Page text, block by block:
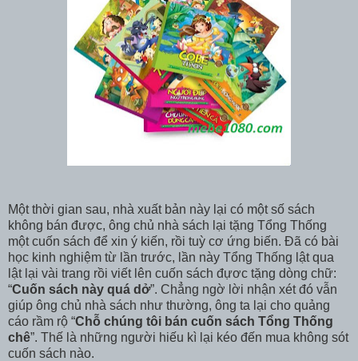
Một thời gian sau, nhà xuất bản này lại có một số sách
không bán được, ông chủ nhà sách lại tặng Tổng Thống
một cuốn sách để xin ý kiến, rồi tuỳ cơ ứng biến. Đã có bài
học kinh nghiệm từ lần trước, lần này Tổng Thống lật qua
lật lại vài trang rồi viết lên cuốn sách đựơc tặng dòng chữ:
“Cuốn sách này quá dở”. Chẳng ngờ lời nhận xét đó vẫn
giúp ông chủ nhà sách như thường, ông ta lại cho quảng
cáo rầm rộ “Chỗ chúng tôi bán cuốn sách Tổng Thống
chê”. Thế là những người hiếu kì lại kéo đến mua không sót
cuốn sách nào.